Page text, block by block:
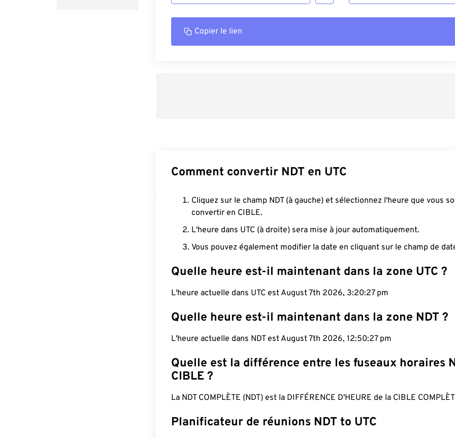
Copier le lien
Comment convertir NDT en UTC
Cliquez sur le champ NDT (à gauche) et sélectionnez l'heure que vous
convertir en CIBLE.
L'heure dans UTC (à droite) sera mise à jour automatiquement.
Vous pouvez également modifier la date en cliquant sur le champ de
Quelle heure est-il maintenant dans la zone UTC ?
L'heure actuelle dans UTC est August 7th 2026, 3:20:28 pm
Quelle heure est-il maintenant dans la zone NDT ?
L'heure actuelle dans NDT est August 7th 2026, 12:50:28 pm
Quelle est la différence entre les fuseaux horaires
CIBLE ?
La NDT COMPLÈTE (NDT) est la DIFFÉRENCE D'HEURE de la CIBLE
Planificateur de réunions NDT to UTC